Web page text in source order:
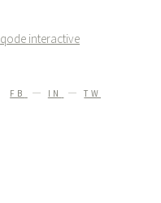
qode interactive
FB IN TW